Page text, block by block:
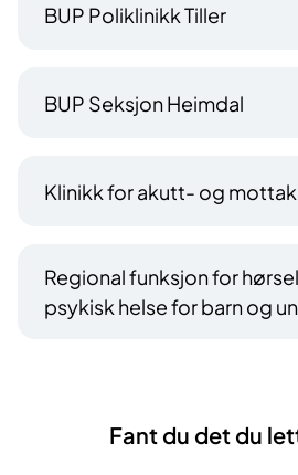
BUP Poliklinikk Tiller
BUP Seksjon Heimdal
Klinikk for akutt- og
Regional funksjon for
psykisk helse for barn og
Fant du det du